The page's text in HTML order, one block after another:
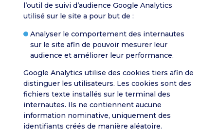
l’outil de suivi d’audience Google Analytics
utilisé sur le site a pour but de :
Analyser le comportement des internautes
sur le site afin de pouvoir mesurer leur
audience et améliorer leur performance.
Google Analytics utilise des cookies tiers afin de
distinguer les utilisateurs. Les cookies sont des
fichiers texte installés sur le terminal des
internautes. Ils ne contiennent aucune
information nominative, uniquement des
identifiants créés de manière aléatoire.